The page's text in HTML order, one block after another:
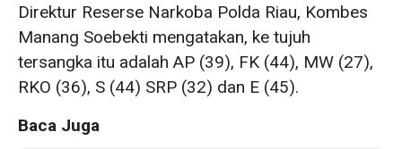
Direktur Reserse Narkoba Polda Riau, Kombes
Manang Soebekti mengatakan, ke tujuh
tersangka itu adalah AP (39), FK (44), MW (27),
RKO (36), S (44) SRP (32) dan E (45).
Baca Juga